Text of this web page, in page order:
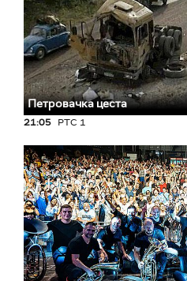
Петровачка цеста
21:05 РТС 1